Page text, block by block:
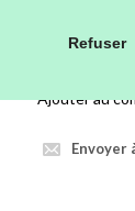
Refuser
mettre au
Ajouter au
Envoyer